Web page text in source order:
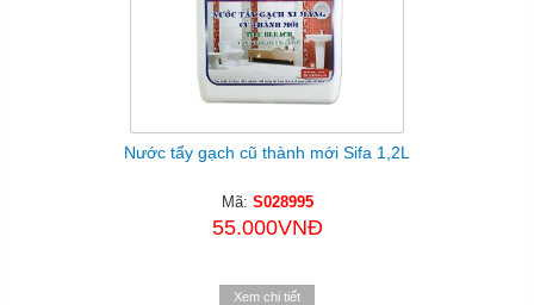
Nước tẩy gạch cũ thành mới Sifa 1,2L
Mã: S028995
55.000VNĐ
Xem chi tiết